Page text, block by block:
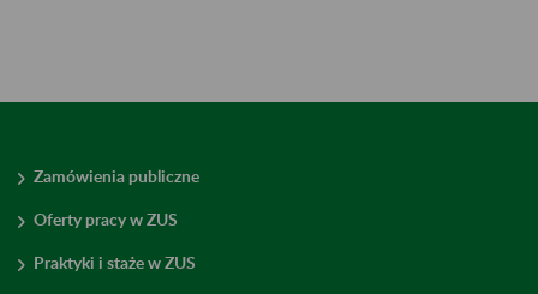
Zamówienia publiczne
Oferty pracy w ZUS
Praktyki i staże w ZUS